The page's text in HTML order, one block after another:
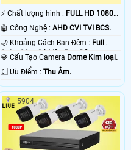
️⚡ Chất lượng hình : FULL HD 1080P
.
🤖️ Công Nghệ :AHD CVI TVI BCS.
🌙 Khoảng Cách Ban Đêm : Full
Color 20m Có Màu Ban Ðêm.
💎 Cấu Tạo Camera Dome Kim loại.
️🆑 Ưu Điểm :Thu Âm.
5904